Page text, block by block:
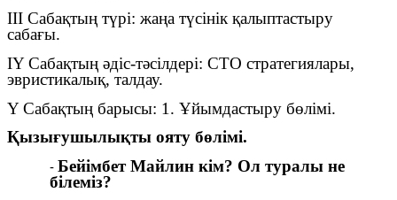
III Сабақтың түрі: жаңа түсінік қалыптастыру
сабағы.
IY Сабақтың әдіс-тәсілдері: СТО стратегиялары,
эвристикалық, талдау.
Y Сабақтың барысы: 1. Ұйымдастыру бөлімі.
Қызығушылықты ояту бөлімі.
Бейімбет Майлин кім? Ол туралы не
білеміз?